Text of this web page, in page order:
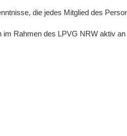
die jedes Mitglied des
im Rahmen des LPVG NRW aktiv an